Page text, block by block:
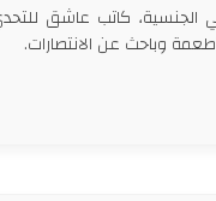
الجنسية، كاتب عاشق
وباحث عن الانتصارات.